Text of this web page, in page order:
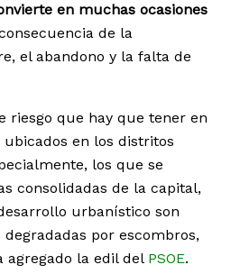
en muchas ocasiones
de la
el abandono y la falta de
riesgo que hay que tener en
en los distritos
los que se
consolidadas de la capital,
urbanístico son
por escombros,
agregado la edil del PSOE.